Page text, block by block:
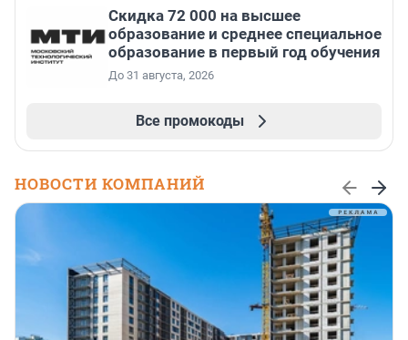
Скидка 72 000 на высшее
образование и среднее специальное
образование в первый год обучения
До 31 августа, 2026
Все промокоды
НОВОСТИ КОМПАНИЙ